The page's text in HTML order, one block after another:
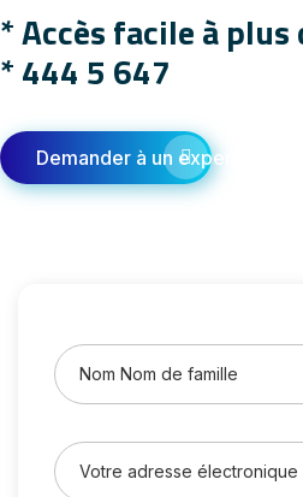
* Accès facile à
*444 5 647
Demander à un expert